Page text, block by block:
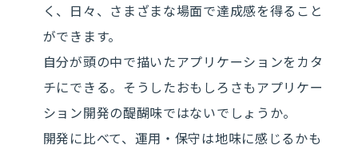
く、日々、さまざまな場面で達成感を得ること
ができます。
自分が頭の中で描いたアプリケーションをカタ
チにできる。そうしたおもしろさもアプリケー
ション開発の醍醐味ではないでしょうか。
開発に比べて、運用・保守は地味に感じるかも